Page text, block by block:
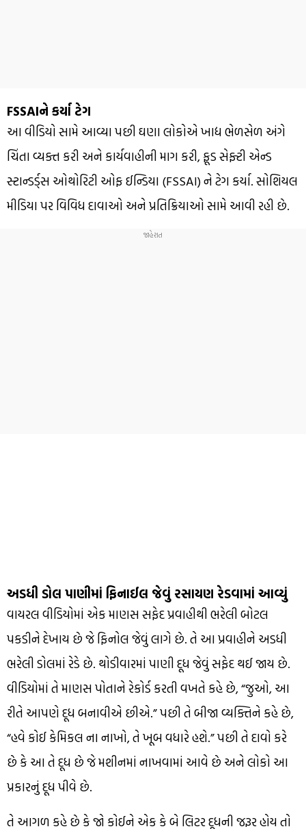
FSSAIને કર્યા ટેગ
આ વીડિયો સામે આવ્યા પછી ઘણા લોકોએ ખાદ્ય ભેળસેળ અંગે
ચિંતા વ્યક્ત કરી અને કાર્યવાહીની માગ કરી, ફૂડ સેફ્ટી એન્ડ
સ્ટાન્ડર્ડ્સ ઓથોરિટી ઓફ ઈન્ડિયા (FSSAI) ને ટેગ કર્યા. સોશિયલ
મીડિયા પર વિવિધ દાવાઓ અને પ્રતિક્રિયાઓ સામે આવી રહી છે.
અડધી ડોલ પાણીમાં ફિનાઈલ જેવું રસાયણ રેડવામાં આવ્યું
વાયરલ વીડિયોમાં એક માણસ સફેદ પ્રવાહીથી ભરેલી બોટલ
પકડીને દેખાય છે જે ફિનોલ જેવું લાગે છે. તે આ પ્રવાહીને અડધી
ભરેલી ડોલમાં રેડે છે. થોડીવારમાં પાણી દૂધ જેવું સફેદ થઈ જાય છે.
વીડિયોમાં તે માણસ પોતાને રેકોર્ડ કરતી વખતે કહે છે, “જુઓ, આ
રીતે આપણે દૂધ બનાવીએ છીએ.” પછી તે બીજા વ્યક્તિને કહે છે,
“હવે કોઈ કેમિકલ ના નાખો, તે ખૂબ વધારે હશે.” પછી તે દાવો કરે
છે કે આ તે દૂધ છે જે મશીનમાં નાખવામાં આવે છે અને લોકો આ
પ્રકારનું દૂધ પીવે છે.
તે આગળ કહે છે કે જો કોઈને એક કે બે લિટર દૂધની જરૂર હોય તો